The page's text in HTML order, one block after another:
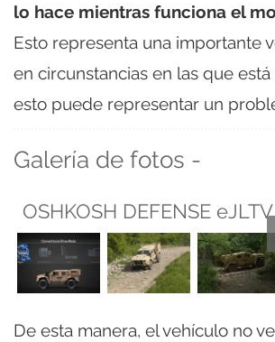
lo hace mientras funciona el
Esto representa una importante
en circunstancias en las que está
esto puede representar un
Galería de fotos -
OSHKOSH DEFENSE eJLTV
De esta manera, el vehículo no ve